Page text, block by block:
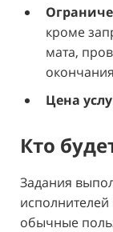
кроме
мата,
Цена
Кто
Задания
обычные